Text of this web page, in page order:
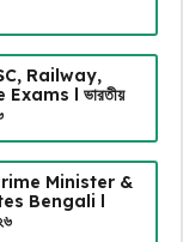
Railway,
l ভারতীয়
Minister &
Bengali l